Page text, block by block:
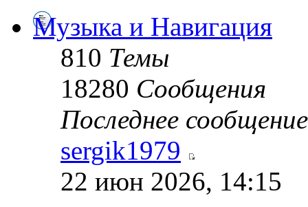
Музыка и Навигация
810 Темы
18280 Сообщения
Последнее сообщение
sergik1979
22 июн 2026, 14:15